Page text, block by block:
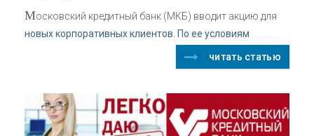
Московский кредитный банк (МКБ) вводит акцию для
новых корпоративных клиентов. По ее условиям
читать статью